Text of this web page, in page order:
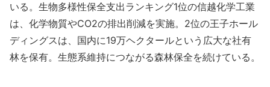
いる。生物多様性保全支出ランキング1位の信越化学工業
は、化学物質やCO2の排出削減を実施。2位の王子ホール
ディングスは、国内に19万ヘクタールという広大な社有
林を保有。生態系維持につながる森林保全を続けている。